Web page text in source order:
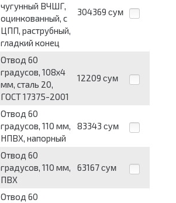
чугунный ВЧШГ,
оцинкованный, с
ЦПП, раструбный,
гладкий конец
304369 сум
Отвод 60
градусов, 108x4
мм, сталь 20,
ГОСТ 17375-2001
12209 сум
Отвод 60
градусов, 110 мм,
НПВХ, напорный
83343 сум
Отвод 60
градусов, 110 мм,
ПВХ
63167 сум
Отвод 60